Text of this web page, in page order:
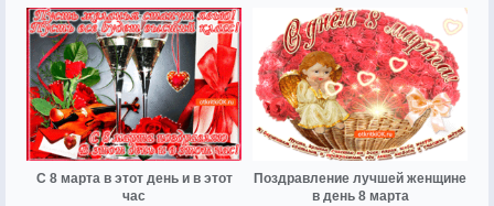
С 8 марта в этот день и в этот
час
Поздравление лучшей женщине
в день 8 марта